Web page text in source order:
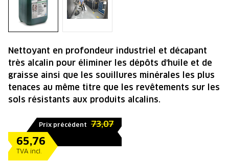
Prix précédent 73,07
65,76
TVA incl.
Nettoyant en profondeur industriel et décapant
très alcalin pour éliminer les dépôts d'huile et de
graisse ainsi que les souillures minérales les plus
tenaces au même titre que les revêtements sur les
sols résistants aux produits alcalins.